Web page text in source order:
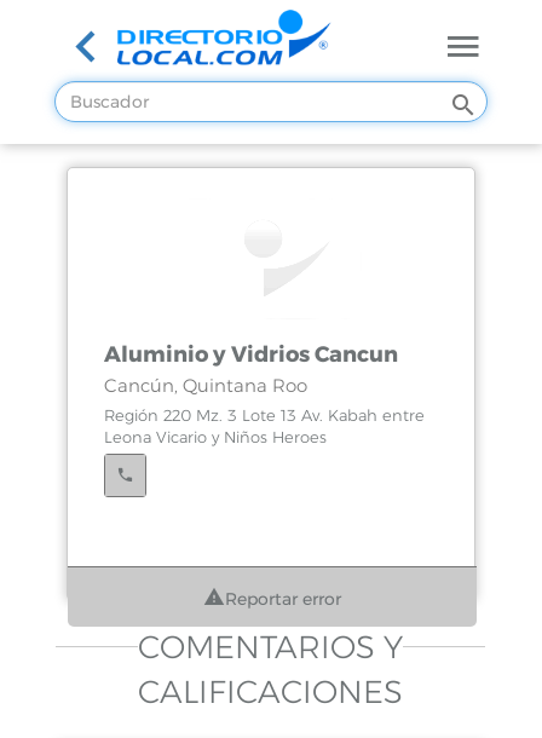
Aluminio y Vidrios Cancun
Cancún, Quintana Roo
Región 220 Mz. 3 Lote 13 Av. Kabah entre
Leona Vicario y Niños Heroes
Reportar error
COMENTARIOS Y
CALIFICACIONES